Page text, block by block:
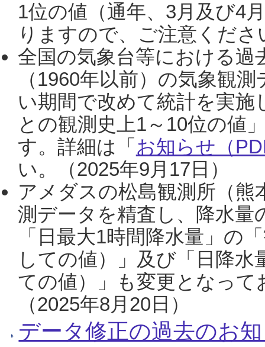
1位の値（通年、3月及び4
りますので、ご注意くだ
全国の気象台等における過
（1960年以前）の気象観
い期間で改めて統計を実
との観測史上1～10位の値
す。詳細は「 お知らせ（
い。（2025年9月17日）
アメダスの松島観測所（熊
測データを精査し、降水
「日最大1時間降水量」の
しての値）」及び「日降
ての値）」も変更となっ
（2025年8月20日）
データ修正の過去のお